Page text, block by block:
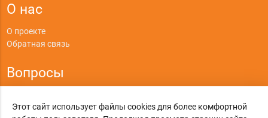
О нас
О проекте
Обратная связь
Вопросы
Политика конфиденциальности
Этот сайт использует файлы cookies для более комфортной